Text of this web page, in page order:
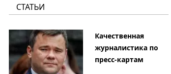
СТАТЬИ
Качественная
журналистика по
пресс-картам